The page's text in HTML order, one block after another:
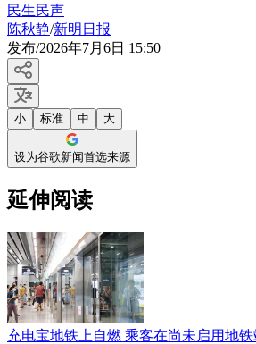
民生民声
陈秋静/新明日报
发布/2026年7月6日 15:50
小 标准 中 大
设为谷歌新闻首选来源
延伸阅读
充电宝地铁上自燃 乘客在尚未启用地铁